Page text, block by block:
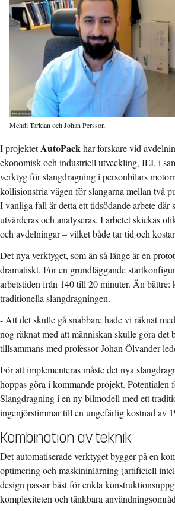
Mehdi Tarkian och Johan Persson.
I projektetAutoPackhar forskare vid
ekonomisk och industriell utveckling, IEI, i
verktyg för slangdragning i personbilars
kollisionsfria vägen för slangarna mellan två
I vanliga fall är detta ett tidsödande arbete
utvärderas och analyseras. I arbetet skickas
och avdelningar – vilket både tar tid och
Det nya verktyget, som än så länge är en
dramatiskt. För en grundläggande
arbetstiden från 140 till 20 minuter. Än
traditionella slangdragningen.
- Att det skulle gå snabbare hade vi räknat
nog räknat med att människan skulle göra det
tillsammans med professor Johan Ölvander
För att implementeras måste det nya
hoppas göra i kommande projekt. Potentialen
Slangdragning i en ny bilmodell med ett
ingenjörstimmar till en ungefärlig kostnad av
Kombination av teknik
Det automatiserade verktyget bygger på en
optimering och maskininlärning (artificiell
design passar bäst för enkla
komplexiteten och tänkbara